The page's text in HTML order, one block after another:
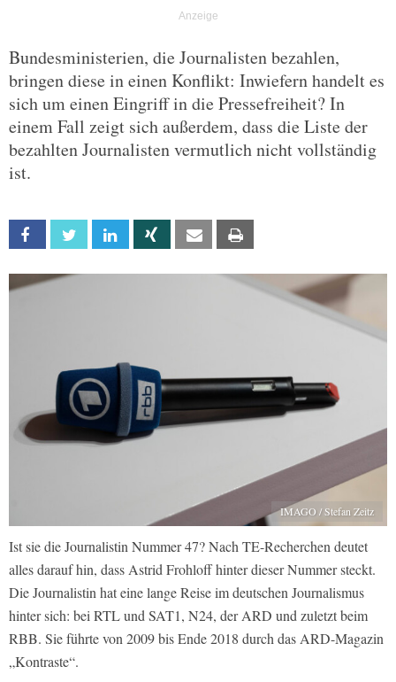
Bundesministerien, die Journalisten bezahlen,
bringen diese in einen Konflikt: Inwiefern handelt es
sich um einen Eingriff in die Pressefreiheit? In
einem Fall zeigt sich außerdem, dass die Liste der
bezahlten Journalisten vermutlich nicht vollständig
ist.
Facebook Twitter Linkedin Xing Email
IMAGO / Stefan Zeitz
Ist sie die Journalistin Nummer 47? Nach TE-Recherchen deutet
alles darauf hin, dass Astrid Frohloff hinter dieser Nummer steckt.
Die Journalistin hat eine lange Reise im deutschen Journalismus
hinter sich: bei RTL und SAT1, N24, der ARD und zuletzt beim
RBB. Sie führte von 2009 bis Ende 2018 durch das ARD-Magazin
„Kontraste“.